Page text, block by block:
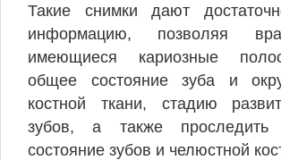
Такие снимки дают
информацию, позволяя
имеющиеся кариозные
общее состояние зуба и
костной ткани, стадию
зубов, а также
состояние зубов и челюстной